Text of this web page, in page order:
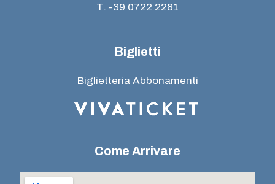
T. -39 0722 2281
Biglietti
Biglietteria Abbonamenti
Come Arrivare